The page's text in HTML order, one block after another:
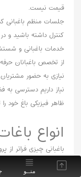
قیمت نیست.
جلسات منظم باغبانی
کنترل داشته باشید و
خدمات باغبانی و
از تخصص باغبانان
نیازی به حضور
نیاز داریم دسترسی
ظاهر فیزیکی باغ خود
انواع
باغبانی چیزی فراتر
مختلفی از باغ ها را
منــو